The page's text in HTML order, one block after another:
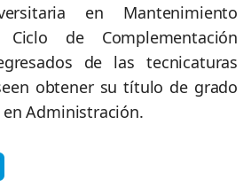
en Mantenimiento
de Complementación
de las tecnicaturas
obtener su título de grado
Administración.